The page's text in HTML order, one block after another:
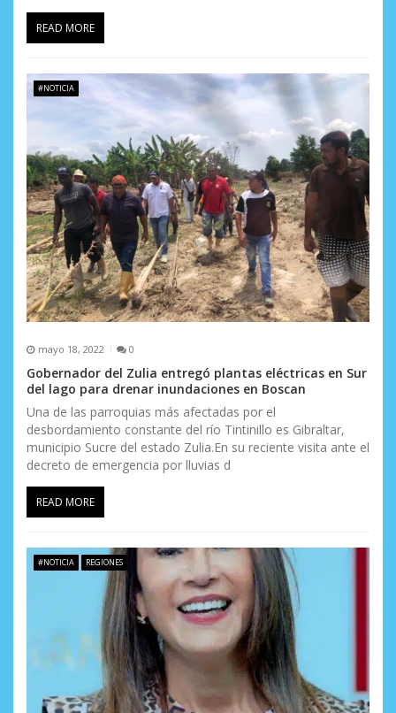
READ MORE
#NOTICIA
mayo 18, 2022 0
Gobernador del Zulia entregó plantas eléctricas en Sur
del lago para drenar inundaciones en Boscan
Una de las parroquias más afectadas por el
desbordamiento constante del río Tintinillo es Gibraltar,
municipio Sucre del estado Zulia.En su reciente visita ante el
decreto de emergencia por lluvias d
READ MORE
#NOTICIA REGIONES